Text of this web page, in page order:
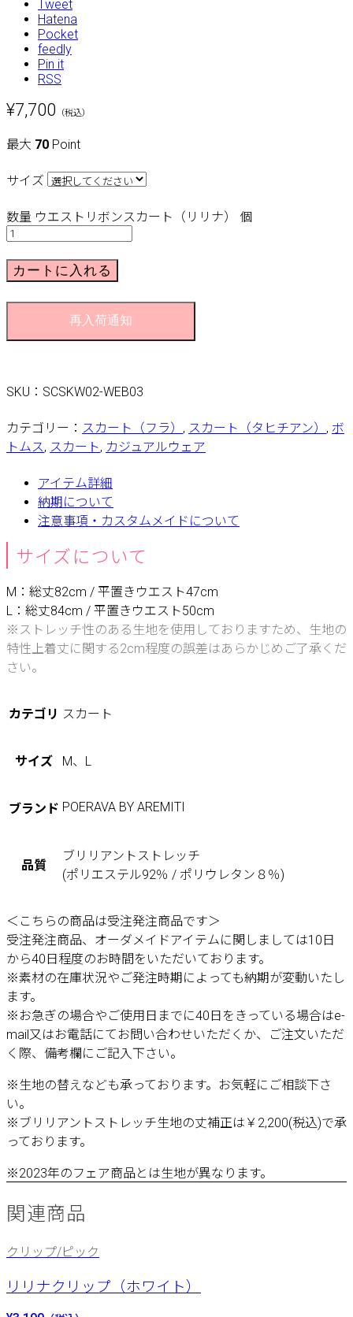
Tweet
Hatena
Pocket
feedly
Pin it
RSS
¥7,700 （税込）
最大 70 Point
サイズ
数量 ウエストリボンスカート（リリナ） 個
カートに入れる
再入荷通知
SKU： SCSKW02-WEB03
カテゴリー： スカート（フラ） , スカート（タヒチアン） , ボ
トムス, スカート, カジュアルウェア
アイテム詳細
納期について
注意事項・カスタムメイドについて
サイズについて
M：総丈82cm / 平置きウエスト47cm
L：総丈84cm / 平置きウエスト50cm
※ストレッチ性のある生地を使用しておりますため、生地の
特性上着丈に関する2cm程度の誤差はあらかじめご了承くだ
さい。
カテゴリ スカート
サイズ M、L
ブランド POERAVA BY AREMITI
品質
ブリリアントストレッチ
(ポリエステル92％ / ポリウレタン８％)
＜こちらの商品は受注発注商品です＞
受注発注商品、オーダメイドアイテムに関しましては10日
から40日程度のお時間をいただいております。
※素材の在庫状況やご発注時期によっても納期が変動いたし
ます。
※お急ぎの場合やご使用日までに40日をきっている場合はe-
mail又はお電話にてお問い合わせいただくか、ご注文いただ
く際、備考欄にご記入下さい。
※生地の替えなども承っております。お気軽にご相談下さ
い。
※ブリリアントストレッチ生地の丈補正は￥2,200(税込)で承
っております。
※2023年のフェア商品とは生地が異なります。
関連商品
クリップ/ピック
リリナクリップ（ホワイト）